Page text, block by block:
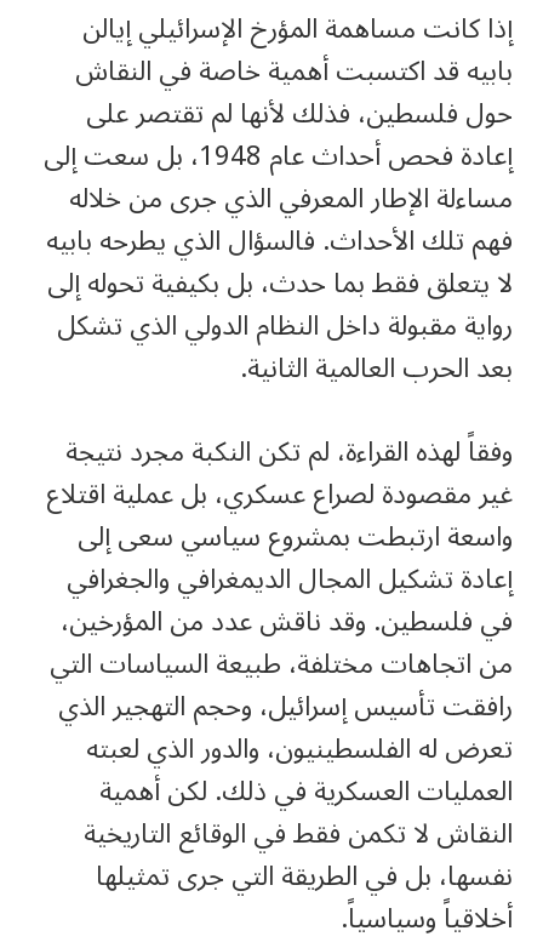
إذا كانت مساهمة المؤرخ الإسرائيلي إيالن
بابيه قد اكتسبت أهمية خاصة في النقاش
حول فلسطين، فذلك لأنها لم تقتصر على
إعادة فحص أحداث عام 1948، بل سعت إلى
مساءلة الإطار المعرفي الذي جرى من خلاله
فهم تلك الأحداث. فالسؤال الذي يطرحه بابيه
لا يتعلق فقط بما حدث، بل بكيفية تحوله إلى
رواية مقبولة داخل النظام الدولي الذي تشكل
بعد الحرب العالمية الثانية.
وفقاً لهذه القراءة، لم تكن النكبة مجرد نتيجة
غير مقصودة لصراع عسكري، بل عملية اقتلاع
واسعة ارتبطت بمشروع سياسي سعى إلى
إعادة تشكيل المجال الديمغرافي والجغرافي
في فلسطين. وقد ناقش عدد من المؤرخين،
من اتجاهات مختلفة، طبيعة السياسات التي
رافقت تأسيس إسرائيل، وحجم التهجير الذي
تعرض له الفلسطينيون، والدور الذي لعبته
العمليات العسكرية في ذلك. لكن أهمية
النقاش لا تكمن فقط في الوقائع التاريخية
نفسها، بل في الطريقة التي جرى تمثيلها
أخلاقياً وسياسياً.